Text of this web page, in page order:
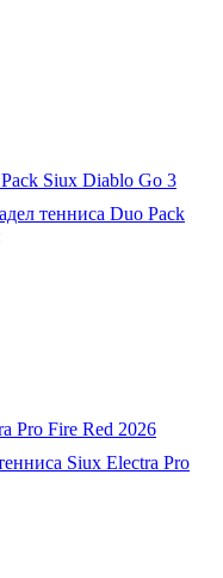
Siux Diablo Go 3
тенниса Duo Pack
Pro Fire Red 2026
Siux Electra Pro